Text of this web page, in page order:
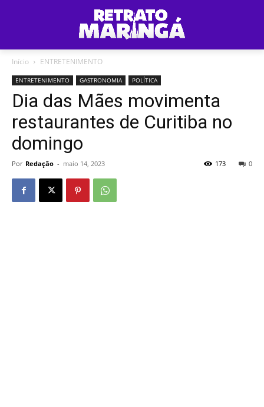
Início ENTRETENIMENTO
ENTRETENIMENTO GASTRONOMIA POLÍTICA
Dia das Mães movimenta
restaurantes de Curitiba no
domingo
Por Redação - maio 14, 2023 0
173